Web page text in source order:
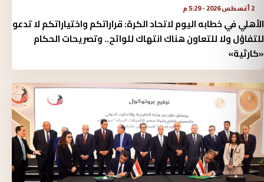
2 أغسطس 2026 - 5:29 م
الأهلي في خطابه اليوم لاتحاد الكرة:‏ قراراتكم واختياراتكم لا تدعو
للتفاؤل ولا للتعاون هناك انتهاك للوائح.. وتصريحات الحكام
«كارثية»‏